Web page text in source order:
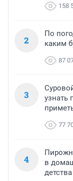
158
2
По
каким
87
3
узнать
77
4
в
детства